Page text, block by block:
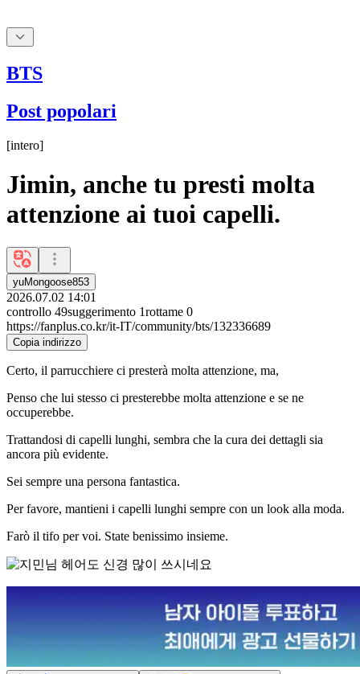
BTS
Post popolari
[intero]
Jimin, anche tu presti molta
attenzione ai tuoi capelli.
yuMongoose853
2026.07.02 14:01
controllo 49suggerimento 1rottame 0
https://fanplus.co.kr/it-IT/community/bts/132336689
Copia indirizzo
Certo, il parrucchiere ci presterà molta attenzione, ma,
Penso che lui stesso ci presterebbe molta attenzione e se ne
occuperebbe.
Trattandosi di capelli lunghi, sembra che la cura dei dettagli sia
ancora più evidente.
Sei sempre una persona fantastica.
Per favore, mantieni i capelli lunghi sempre con un look alla moda.
Farò il tifo per voi. State benissimo insieme.